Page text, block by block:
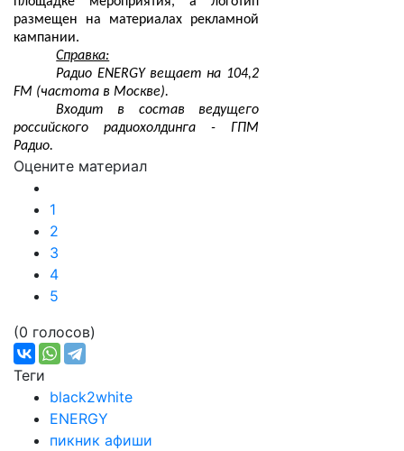
размещен на материалах рекламной
кампании.
Справка:
Радио ENERGY вещает на 104,2
FM (частота в Москве).
Входит в состав ведущего
российского радиохолдинга - ГПМ
Радио.
Оцените материал
1
2
3
4
5
(0 голосов)
Теги
black2white
ENERGY
пикник афиши